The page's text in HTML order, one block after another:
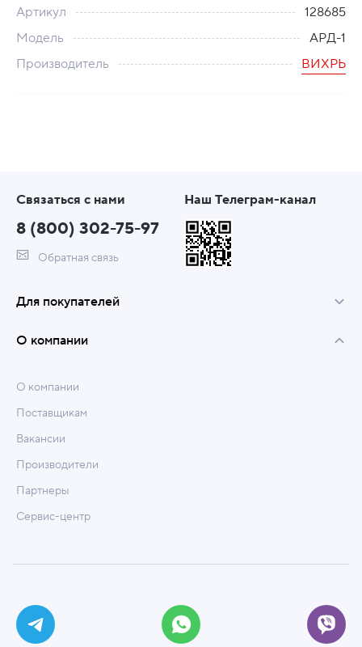
Артикул
128685
Модель
АРД-1
Производитель
ВИХРЬ
Связаться с нами
8 (800) 302-75-97
Обратная связь
Наш Телеграм-канал
Для покупателей
О компании
О компании
Поставщикам
Вакансии
Производители
Партнеры
Сервис-центр